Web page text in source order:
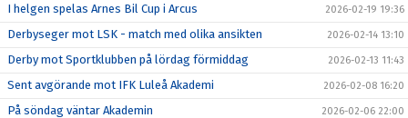
I helgen spelas Arnes Bil Cup i Arcus 2026-02-19 19:36
Derbyseger mot LSK - match med olika ansikten 2026-02-14 13:10
Derby mot Sportklubben på lördag förmiddag 2026-02-13 11:43
Sent avgörande mot IFK Luleå Akademi 2026-02-08 16:20
På söndag väntar Akademin 2026-02-06 22:00